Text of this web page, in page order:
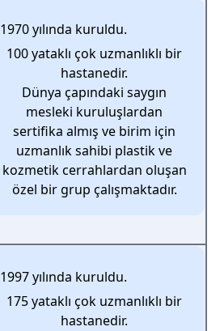
1970 yılında kuruldu.
100 yataklı çok uzmanlıklı bir
hastanedir.
Dünya çapındaki saygın
mesleki kuruluşlardan
sertifika almış ve birim için
uzmanlık sahibi plastik ve
kozmetik cerrahlardan oluşan
özel bir grup çalışmaktadır.
1997 yılında kuruldu.
175 yataklı çok uzmanlıklı bir
hastanedir.